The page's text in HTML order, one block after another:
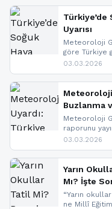
ise çığ
nedeniyle
Türkiye’de
Uyarısı
Meteoroloji
göre Türkiye
oluyor. Birçok
03.03.2026
Buzlanma
Meteoroloji
raporunu
ve don
yapıldı. İşte
03.03.2026
Yarın
Mı? İşte
“Yarın
ne Millî